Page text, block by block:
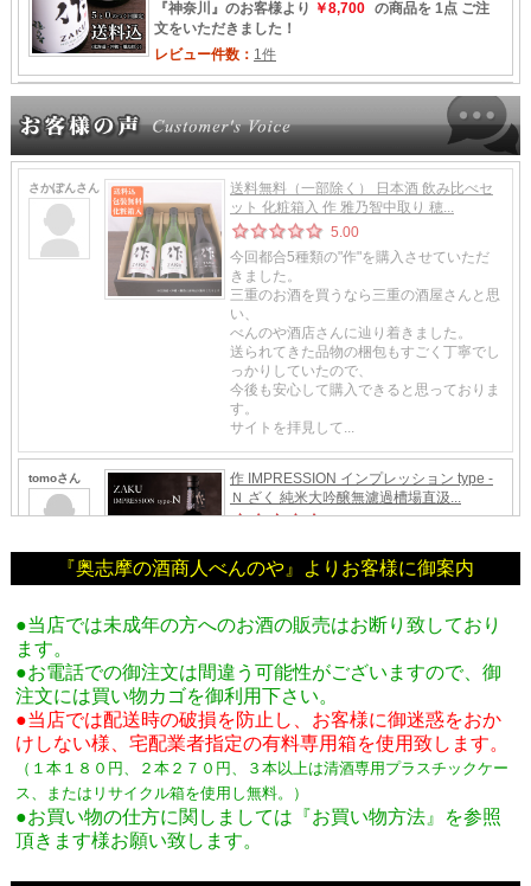
『奥志摩の酒商人べんのや』よりお客様に御案内
●当店では未成年の方へのお酒の販売はお断り致しており
ます。
●お電話での御注文は間違う可能性がございますので、御
注文には買い物カゴを御利用下さい。
●当店では配送時の破損を防止し、お客様に御迷惑をおか
けしない様、宅配業者指定の有料専用箱を使用致します。
（１本１８０円、２本２７０円、３本以上は清酒専用プラスチックケー
ス、またはリサイクル箱を使用し無料。
）
●お買い物の仕方に関しましては『お買い物方法』を参照
頂きます様お願い致します。